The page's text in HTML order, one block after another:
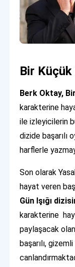
Bir Küçük
Berk Oktay,
karakterine
ile izleyicilerin
dizide başarılı
harflerle
Son olarak
hayat veren
Gün Işığı
karakterine
paylaşacak
başarılı,